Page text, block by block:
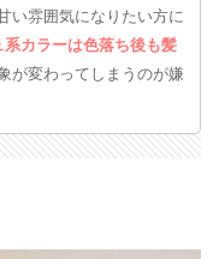
い雰囲気になりたい方に
系カラーは色落ち後も髪
が変わってしまうのが嫌